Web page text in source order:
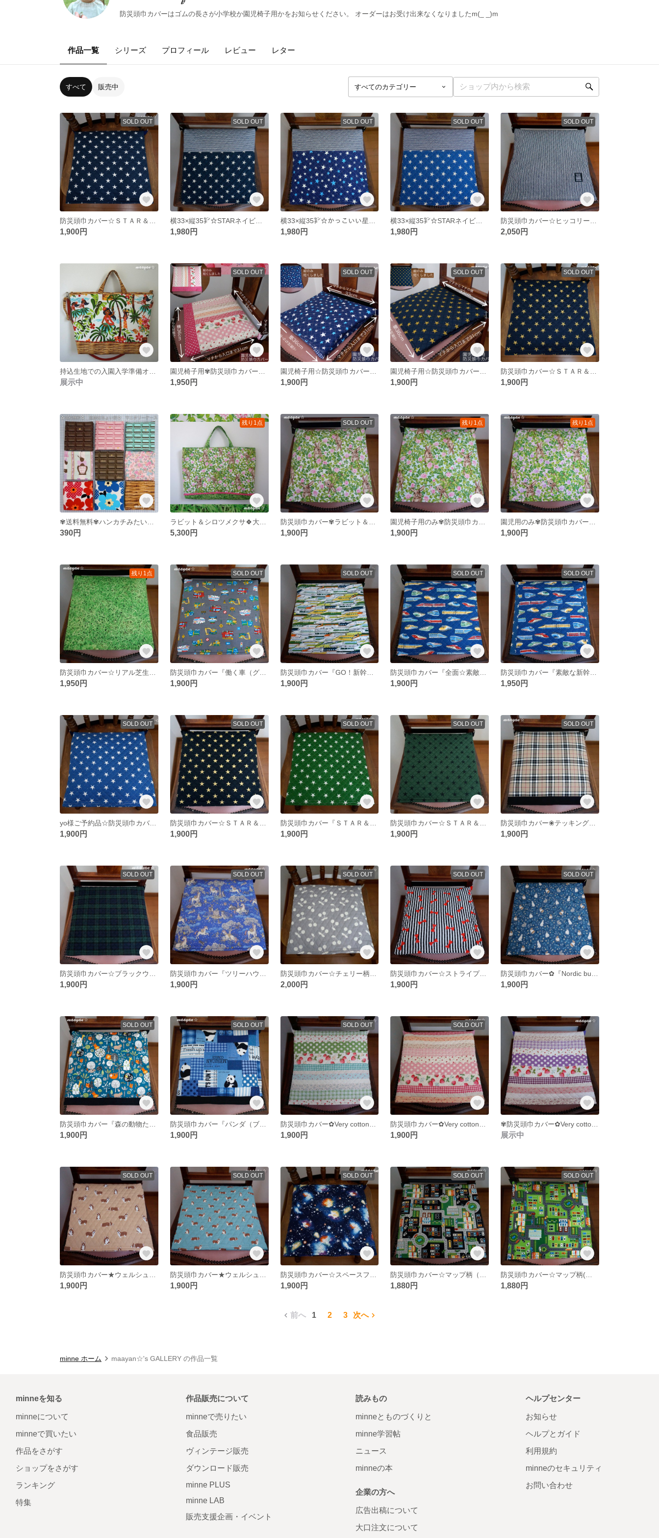
防災頭巾カバーはゴムの長さが小学校か園児椅子用かをお知らせください。 オーダーはお受け出来なくなりましたm(_ _)m
作品一覧 シリーズ プロフィール レビュー レター
すべて 販売中
SOLD OUT
1,900円
SOLD OUT
横33×縦35㌢☆STARネイビー＆ヒッコリーデニム☆防災頭巾カバー☆
1,980円
SOLD OUT
1,980円
SOLD OUT
1,980円
SOLD OUT
2,050円
展示中
SOLD OUT
1,950円
SOLD OUT
1,900円
SOLD OUT
1,900円
SOLD OUT
1,900円
390円
残り1点
5,300円
SOLD OUT
1,900円
残り1点
1,900円
残り1点
1,900円
残り1点
1,950円
SOLD OUT
防災頭巾カバー『働く車（グレー）』座布団カバー式☆セーフティクッション用
1,900円
SOLD OUT
防災頭巾カバー『GO！新幹線柄』
1,900円
SOLD OUT
1,900円
SOLD OUT
1,950円
SOLD OUT
yo様ご予約品☆防災頭巾カバー『ＳＴＡＲ＆ＳＴＡＲ』ブルー（座布団カバー式）
1,900円
SOLD OUT
1,900円
SOLD OUT
1,900円
SOLD OUT
1,900円
SOLD OUT
1,900円
SOLD OUT
1,900円
SOLD OUT
1,900円
SOLD OUT
2,000円
SOLD OUT
防災頭巾カバー☆ストライプ オン リボン☆座布団カバー式☆セーフティクッション
1,900円
SOLD OUT
1,900円
SOLD OUT
1,900円
SOLD OUT
防災頭巾カバー『パンダ（ブルージーンズパッチワーク風）』園児椅子用（縦32cm）座布団カバー式☆
1,900円
SOLD OUT
1,900円
SOLD OUT
1,900円 展示中
SOLD OUT
1,900円
SOLD OUT
1,900円
SOLD OUT
1,900円
SOLD OUT
1,880円
SOLD OUT
1,880円
前へ 1 2 3 次へ
minne ホーム maayan☆'s GALLERY の作品一覧
minneを知る
minneについて
minneで買いたい
作品をさがす
ショップをさがす
ランキング
特集
作品販売について
minneで売りたい
食品販売
ヴィンテージ販売
ダウンロード販売
minne PLUS
minne LAB
販売支援企画・イベント
読みもの
minneとものづくりと
minne学習帖
ニュース
minneの本
企業の方へ
広告出稿について
大口注文について
ヘルプセンター
お知らせ
ヘルプとガイド
利用規約
minneのセキュリティ
お問い合わせ